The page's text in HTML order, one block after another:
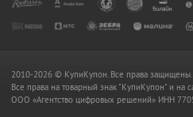
2010-2026 © КупиКупон. Все права защищены.
Все права на товарный знак "КупиКупон" и на
OOO «Агентство цифровых решений» ИНН